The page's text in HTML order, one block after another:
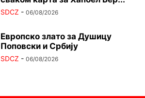
SDCZ - 06/08/2026
Европско злато за Душицу
Поповски и Србију
SDCZ - 06/08/2026